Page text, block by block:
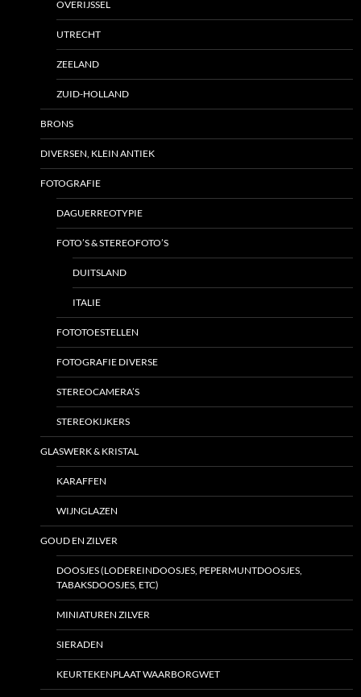
OVERIJSSEL
UTRECHT
ZEELAND
ZUID-HOLLAND
BRONS
DIVERSEN, KLEIN ANTIEK
FOTOGRAFIE
DAGUERREOTYPIE
FOTO’S & STEREOFOTO’S
DUITSLAND
ITALIE
FOTOTOESTELLEN
FOTOGRAFIE DIVERSE
STEREOCAMERA’S
STEREOKIJKERS
GLASWERK & KRISTAL
KARAFFEN
WIJNGLAZEN
GOUD EN ZILVER
DOOSJES (LODEREINDOOSJES, PEPERMUNTDOOSJES,
TABAKSDOOSJES, ETC)
MINIATUREN ZILVER
SIERADEN
KEURTEKENPLAAT WAARBORGWET